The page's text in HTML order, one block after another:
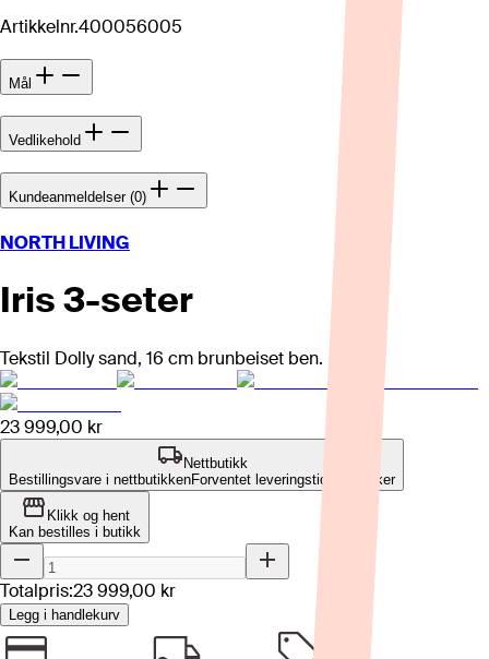
Artikkelnr.400056005
Mål
Vedlikehold
Kundeanmeldelser (0)
NORTH LIVING
Iris 3-seter
Tekstil Dolly sand, 16 cm brunbeiset ben.
23 999,00 kr
Nettbutikk
Bestillingsvare i nettbutikkenForventet leveringstid: 8-12 uker
Klikk og hent
Kan bestilles i butikk
Totalpris:23 999,00 kr
Legg i handlekurv